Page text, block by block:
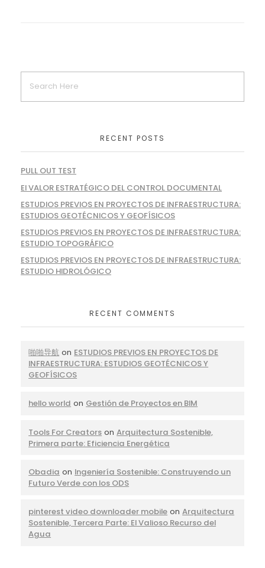
RECENT POSTS
PULL OUT TEST
El VALOR ESTRATÉGICO DEL CONTROL DOCUMENTAL
ESTUDIOS PREVIOS EN PROYECTOS DE INFRAESTRUCTURA:
ESTUDIOS GEOTÉCNICOS Y GEOFÍSICOS
ESTUDIOS PREVIOS EN PROYECTOS DE INFRAESTRUCTURA:
ESTUDIO TOPOGRÁFICO
ESTUDIOS PREVIOS EN PROYECTOS DE INFRAESTRUCTURA:
ESTUDIO HIDROLÓGICO
RECENT COMMENTS
啪啪导航 on ESTUDIOS PREVIOS EN PROYECTOS DE
INFRAESTRUCTURA: ESTUDIOS GEOTÉCNICOS Y
GEOFÍSICOS
hello world on Gestión de Proyectos en BIM
Tools For Creators onArquitectura Sostenible,
Primera parte: Eficiencia Energética
Obadia on Ingeniería Sostenible: Construyendo un
Futuro Verde con los ODS
pinterest video downloader mobile onArquitectura
Sostenible, Tercera Parte: El Valioso Recurso del
Agua